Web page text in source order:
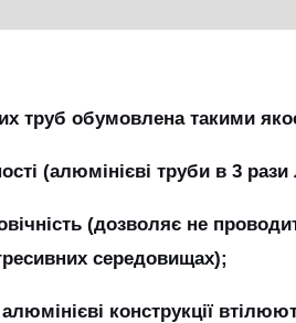
труб обумовлена такими
(алюмінієві труби в 3 рази
(дозволяє не
середовищах);
конструкції